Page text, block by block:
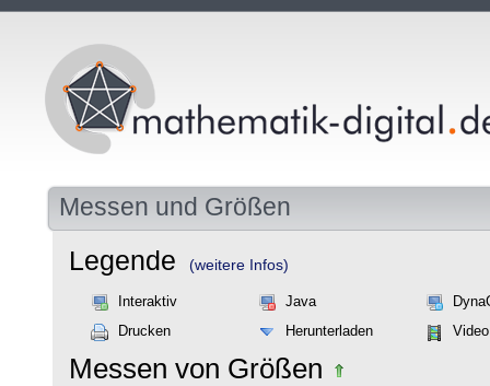
Messen und Größen
Legende (weitere Infos)
Interaktiv Java
Drucken
Herunterladen Video
Messen von Größen